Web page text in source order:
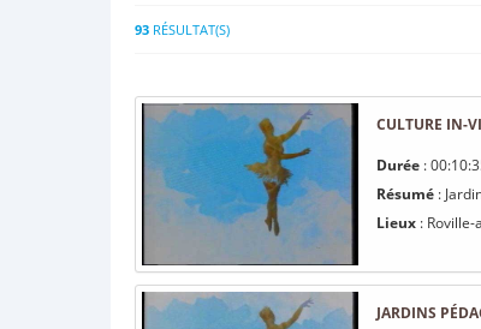
93 RÉSULTAT(S)
CULTURE IN-
Durée :
Résumé :
Lieux : Roville-
JARDINS